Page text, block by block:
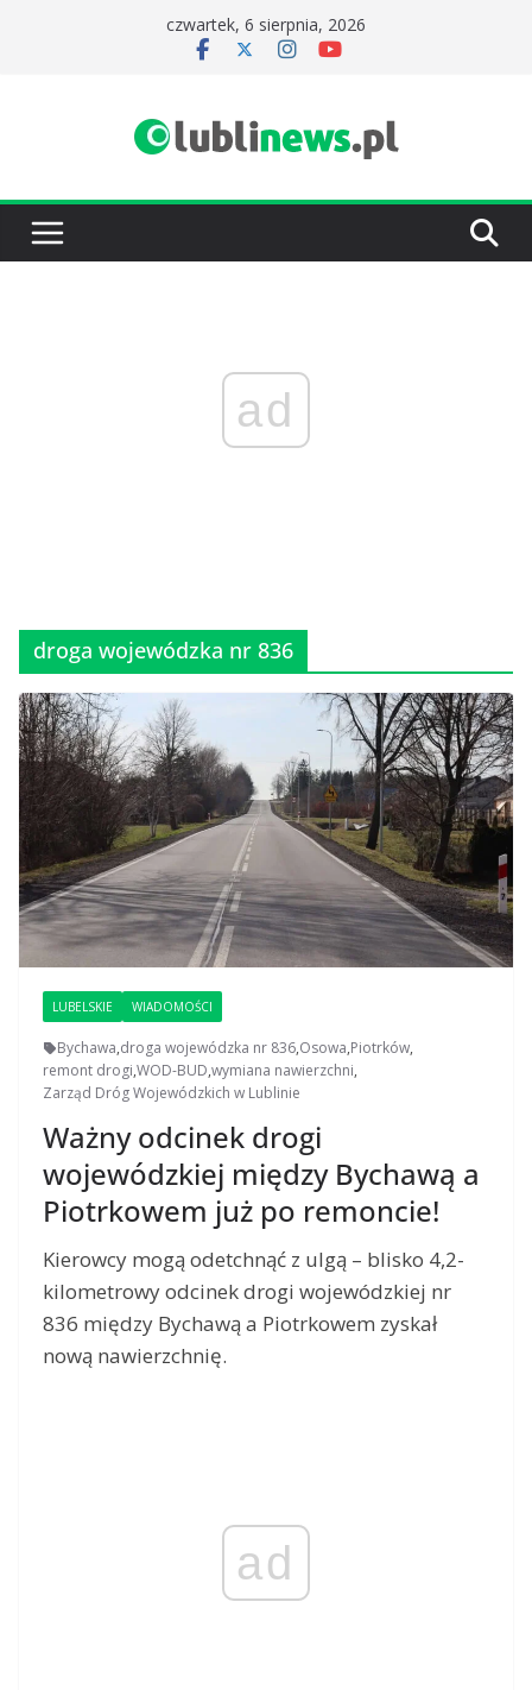
czwartek, 6 sierpnia, 2026
ad
droga wojewódzka nr 836
LUBELSKIE WIADOMOŚCI
Bychawa,droga wojewódzka nr 836,Osowa,Piotrków,
remont drogi,WOD-BUD,wymiana nawierzchni,
Zarząd Dróg Wojewódzkich w Lublinie
Ważny odcinek drogi
wojewódzkiej między Bychawą a
Piotrkowem już po remoncie!
Kierowcy mogą odetchnąć z ulgą – blisko 4,2-
kilometrowy odcinek drogi wojewódzkiej nr
836 między Bychawą a Piotrkowem zyskał
nową nawierzchnię.
ad